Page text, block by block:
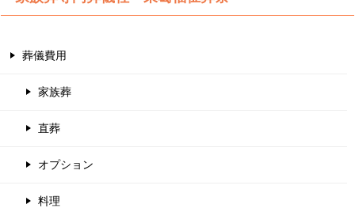
葬儀費用
家族葬
直葬
オプション
料理